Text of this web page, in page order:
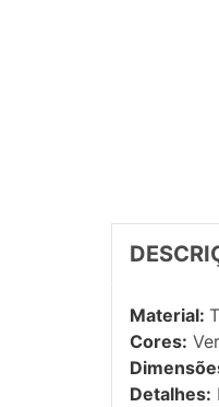
Material:
Cores:
Detalhes: